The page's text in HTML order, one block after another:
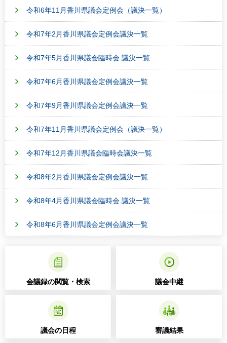
令和6年11月香川県議会定例会（議決一覧）
令和7年2月香川県議会定例会議決一覧
令和7年5月香川県議会臨時会 議決一覧
令和7年6月香川県議会定例会議決一覧
令和7年9月香川県議会定例会議決一覧
令和7年11月香川県議会定例会（議決一覧）
令和7年12月香川県議会臨時会議決一覧
令和8年2月香川県議会定例会議決一覧
令和8年4月香川県議会臨時会 議決一覧
令和8年6月香川県議会定例会議決一覧
会議録の閲覧・検索 議会中継
議会の日程 審議結果